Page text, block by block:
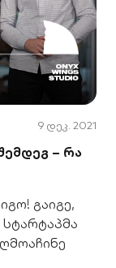
9 დეკ. 2021
– რა
გაიგე,